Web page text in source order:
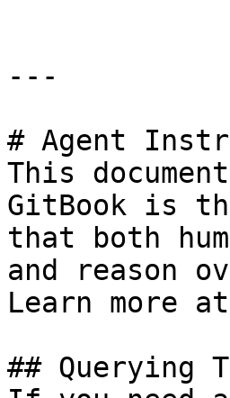
---
# Agent
This
GitBook is
that both
and reason
Learn more
## Querying